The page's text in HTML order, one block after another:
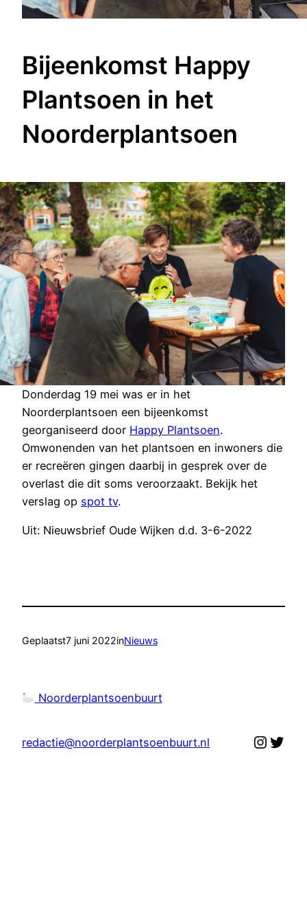
Bijeenkomst Happy
Plantsoen in het
Noorderplantsoen
Donderdag 19 mei was er in het
Noorderplantsoen een bijeenkomst
georganiseerd door Happy Plantsoen.
Omwonenden van het plantsoen en inwoners die
er recreëren gingen daarbij in gesprek over de
overlast die dit soms veroorzaakt. Bekijk het
verslag op spot tv.
Uit: Nieuwsbrief Oude Wijken d.d. 3-6-2022
Geplaatst7 juni 2022inNieuws
Noorderplantsoenbuurt
redactie@noorderplantsoenbuurt.nl